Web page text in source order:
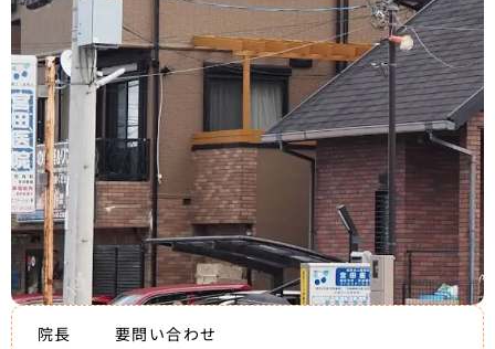
院長
要問い合わせ